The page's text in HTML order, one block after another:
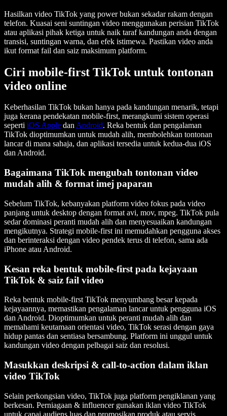
Hasilkan video TikTok yang power bukan sekadar rakam dengan
telefon. Kuasai seni suntingan video menggunakan perisian TikTok
atau aplikasi pihak ketiga untuk naik taraf kandungan anda dengan
transisi, suntingan warna, dan efek istimewa. Pastikan video anda
ikut format fail dan saiz maksimum platform.
Ciri mobile-first TikTok untuk tontonan
video online
Keberhasilan TikTok bukan hanya pada kandungan menarik, tetapi
juga kerana pendekatan mobile-first, merangkumi sistem operasi
seperti iOS Apple danAndroid. Reka bentuk dan pengalaman
TikTok dioptimumkan untuk mudah alih, membolehkan tontonan
lancar di mana sahaja, dan aplikasi tersedia untuk kedua-dua iOS
dan Android.
Bagaimana TikTok mengubah tontonan video
mudah alih & format imej paparan
Sebelum TikTok, kebanyakan platform video fokus pada video
panjang untuk desktop dengan format avi, mov, mpeg. TikTok pula
sedar dominasi peranti mudah alih dan menyesuaikan kandungan
mengikutnya. Strategi mobile-first ini memudahkan pengguna akses
dan berinteraksi dengan video pendek terus di telefon, sama ada
iPhone atau Android.
Kesan reka bentuk mobile-first pada kejayaan
TikTok & saiz fail video
Reka bentuk mobile-first TikTok menyumbang besar kepada
kejayaannya, memastikan pengalaman lancar untuk pengguna iOS
dan Android. Dioptimumkan untuk peranti mudah alih dan
memahami keutamaan orientasi video, TikTok serasi dengan gaya
hidup pantas dan sentiasa bersambung. Platform ini unggul untuk
kandungan video dengan pelbagai saiz dan resolusi.
Masukkan deskripsi & call-to-action dalam iklan
video TikTok
Selain perkongsian video, TikTok juga platform pengiklanan yang
berkesan. Perniagaan & influencer gunakan iklan video TikTok
untuk capai audiens luas dan promosikan produk atau servis.